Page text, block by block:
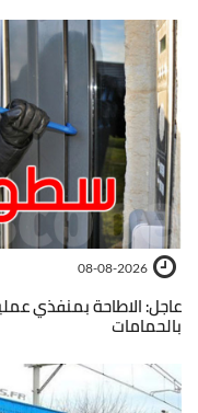
08-08-2026
عاجل: الاطاحة بمنفذي
بالحمامات